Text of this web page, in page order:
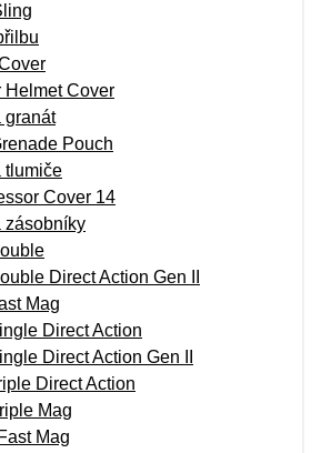
Helmet Cover
granát
Pouch
tlumiče
Cover 14
zásobníky
Direct Action Gen II
Mag
Direct Action
Direct Action Gen II
Direct Action
Mag
Mag